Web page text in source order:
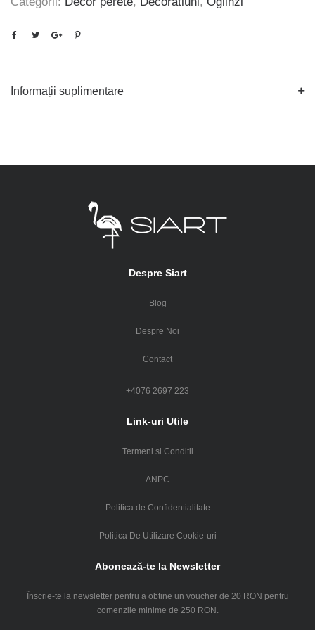
Informații suplimentare
Despre Siart
Blog
Despre Noi
Contact
+4076 2697 223
Link-uri Utile
Termeni si Conditii
ANPC
Politica de Confidentialitate
Politica De Utilizare Cookie-uri
Abonează-te la Newsletter
Înscrie-te la newsletter pentru a obtine un voucher de 20 RON pentru
comenzile minime de 250 RON.